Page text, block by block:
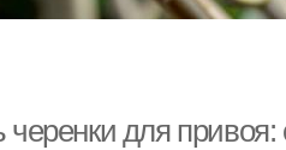
черенки для